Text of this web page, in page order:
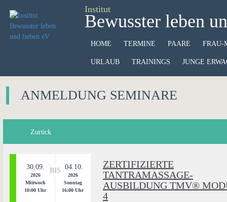
Institut
Bewusster leben
HOME TERMINE PAARE FRAU-
URLAUB TRAININGS JUNGE
ANMELDUNG SEMINARE
Zurück
30.09.
2026
Mittwoch
10:00 Uhr
04.10.
2026
Sonntag
16:00 Uhr
BIS
ZERTIFIZIERTE
TANTRAMASSAGE-
AUSBILDUNG TMV®
4